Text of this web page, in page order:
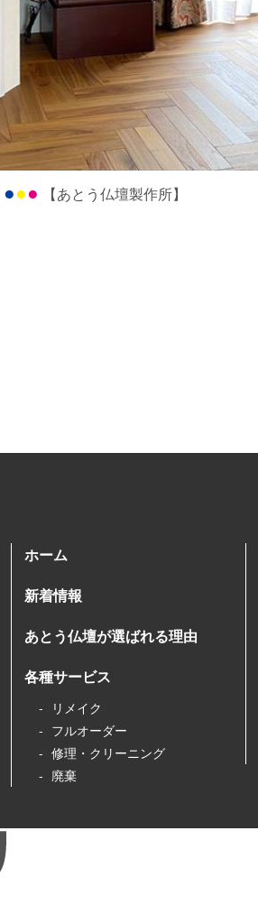
●●● 【あとう仏壇製作所】
ホーム
新着情報
あとう仏壇が選ばれる理由
各種サービス
リメイク
フルオーダー
修理・クリーニング
廃棄